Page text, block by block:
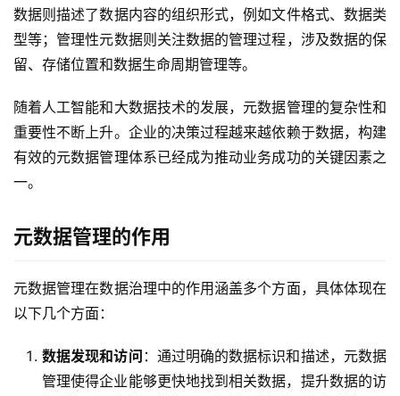
数据则描述了数据内容的组织形式，例如文件格式、数据类
型等；管理性元数据则关注数据的管理过程，涉及数据的保
留、存储位置和数据生命周期管理等。
随着人工智能和大数据技术的发展，元数据管理的复杂性和
重要性不断上升。企业的决策过程越来越依赖于数据，构建
有效的元数据管理体系已经成为推动业务成功的关键因素之
一。
元数据管理的作用
元数据管理在数据治理中的作用涵盖多个方面，具体体现在
以下几个方面：
数据发现和访问 ：通过明确的数据标识和描述，元数据
管理使得企业能够更快地找到相关数据，提升数据的访